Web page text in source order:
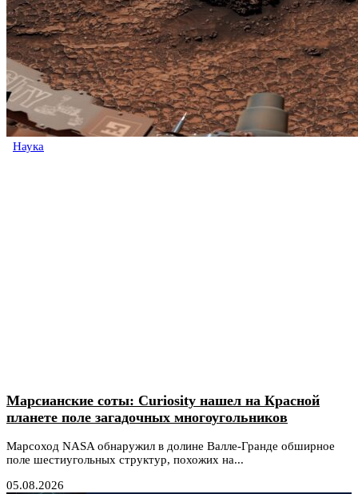
Наука
Марсианские соты: Curiosity нашел на Красной
планете поле загадочных многоугольников
Марсоход NASA обнаружил в долине Валле-Гранде обширное
поле шестиугольных структур, похожих на...
05.08.2026